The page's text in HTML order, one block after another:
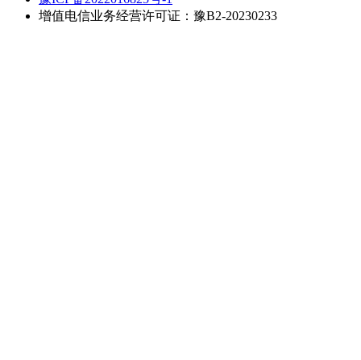
增值电信业务经营许可证：豫B2-20230233